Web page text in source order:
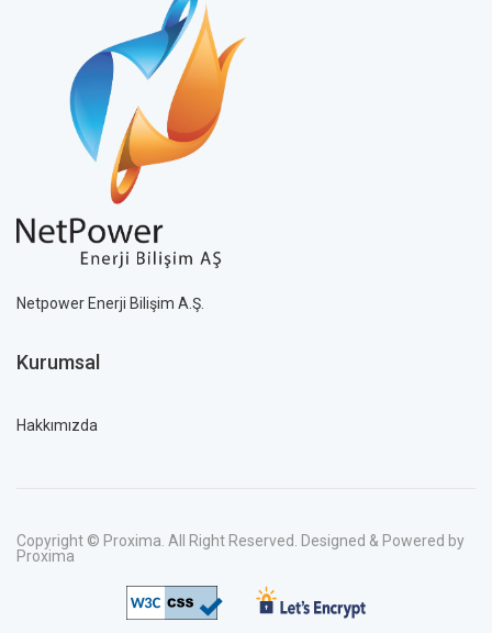
Netpower Enerji Bilişim A.Ş.
Kurumsal
Hakkımızda
Copyright © Proxima. All Right Reserved. Designed & Powered by
Proxima